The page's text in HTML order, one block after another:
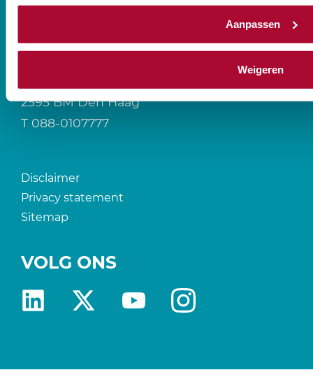
Aanpassen
Weigeren
2595 BM Den Haag
T 088-0107777
Disclaimer
Privacy statement
Sitemap
VOLG ONS